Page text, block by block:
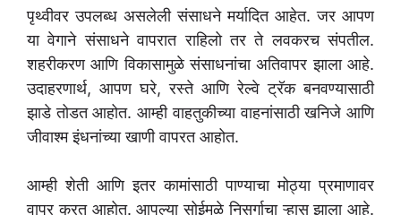
पृथ्वीवर उपलब्ध असलेली संसाधने मर्यादित आहेत. जर आपण
या वेगाने संसाधने वापरात राहिलो तर ते लवकरच संपतील.
शहरीकरण आणि विकासामुळे संसाधनांचा अतिवापर झाला आहे.
उदाहरणार्थ, आपण घरे, रस्ते आणि रेल्वे ट्रॅक बनवण्यासाठी
झाडे तोडत आहोत. आम्ही वाहतुकीच्या वाहनांसाठी खनिजे आणि
जीवाश्म इंधनांच्या खाणी वापरत आहोत.
आम्ही शेती आणि इतर कामांसाठी पाण्याचा मोठ्या प्रमाणावर
वापर करत आहोत. आपल्या सोईमुळे निसर्गाचा ऱ्हास झाला आहे.